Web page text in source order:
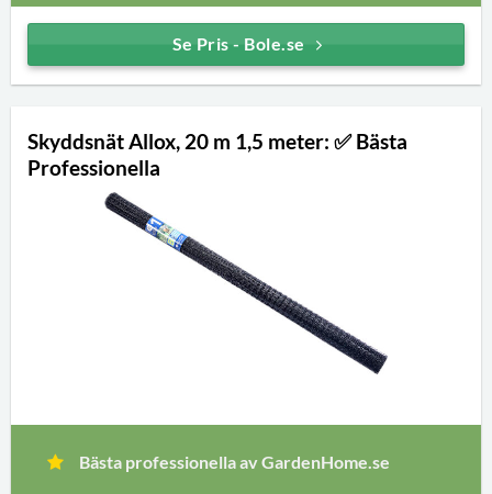
Se Pris - Bole.se
Skyddsnät Allox, 20 m 1,5 meter: ✅ Bästa
Professionella
Bästa professionella av GardenHome.se